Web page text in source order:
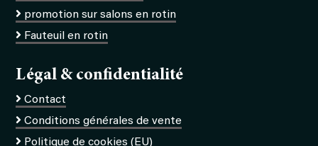
promotion sur salons en rotin
Fauteuil en rotin
Légal & confidentialité
Contact
Conditions générales de vente
Politique de cookies (EU)